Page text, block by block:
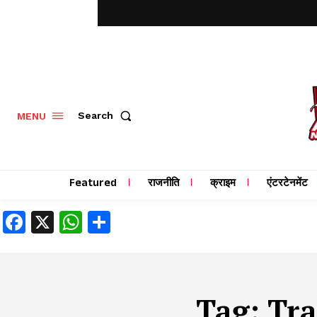
MENU Search
Featured राजनीति क्राइम एंटरटेनमेंट
Facebook
X WhatsApp